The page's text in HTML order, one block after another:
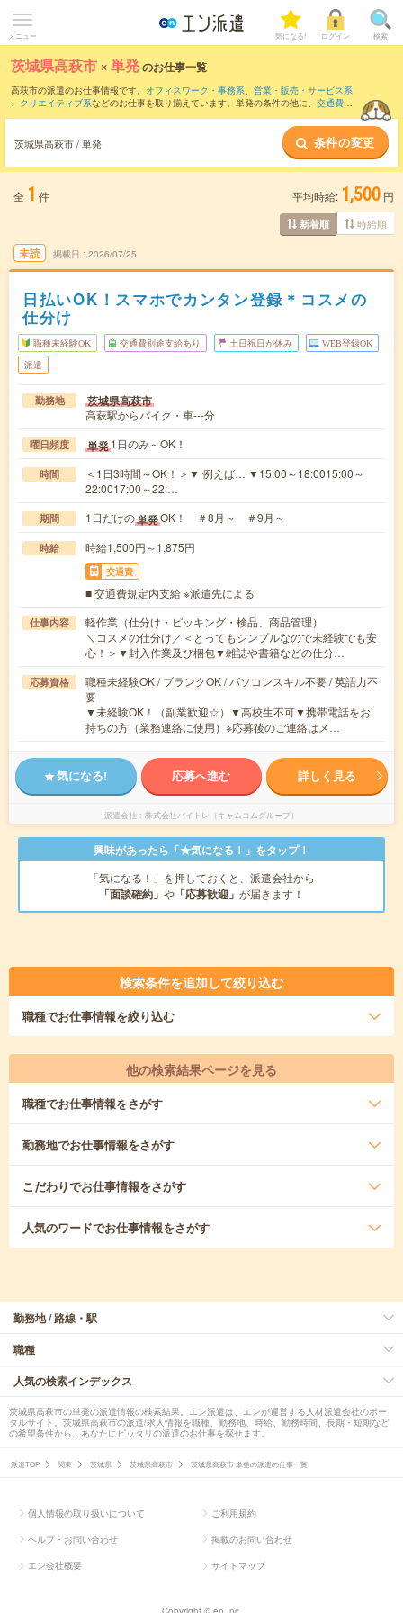
メニュー 気になる! ログイン 検索
茨城県高萩市 ×単発のお仕事一覧
高萩市の派遣のお仕事情報です。 オフィスワーク・事務系、 営業・販売・サービス系
、 クリエイティブ系などのお仕事を取り揃えています。単発の条件の他に、 交通費別
茨城県高萩市 / 単発 条件の変更
全 1 件 平均時給: 1,500 円
新着順 時給順
未読 掲載日 2026/07/25
日払いOK！スマホでカンタン登録＊コスメの
仕分け
職種未経験OK 交通費別途支給あり 土日祝日が休み WEB登録OK
派遣
勤務地 茨城県高萩市
高萩駅からバイク・車---分
曜日頻度 単発1日のみ～OK！
時間
＜1日3時間～OK！＞▼ 例えば… ▼15:00～18:0015:00～
22:0017:00～22:…
期間 1日だけの単発OK！ ＃8月～ ＃9月～
時給 時給1,500円～1,875円
交通費
■ 交通費規定内支給 ※派遣先による
仕事内容
軽作業（仕分け・ピッキング・検品、商品管理）
＼コスメの仕分け／＜とってもシンプルなので未経験でも安
心！＞▼封入作業及び梱包▼雑誌や書籍などの仕分…
応募資格
職種未経験OK / ブランクOK / パソコンスキル不要 / 英語力不
要
▼未経験OK！（副業歓迎☆）▼高校生不可▼携帯電話をお
持ちの方（業務連絡に使用）※応募後のご連絡はメ…
気になる! 応募へ進む 詳しく見る
派遣会社 株式会社バイトレ（キャムコムグループ）
興味があったら「★気になる！」をタップ！
「気になる！」を押しておくと、派遣会社から
「面談確約」 や 「応募歓迎」 が届きます！
検索条件を追加して絞り込む
職種でお仕事情報を絞り込む
他の検索結果ページを見る
職種でお仕事情報をさがす
勤務地でお仕事情報をさがす
こだわりでお仕事情報をさがす
人気のワードでお仕事情報をさがす
勤務地 / 路線・駅
職種
人気の検索インデックス
茨城県高萩市の単発の派遣情報の検索結果。エン派遣は、エンが運営する人材派遣会社のポー
タルサイト。茨城県高萩市の派遣/求人情報を職種、勤務地、時給、勤務時間、長期・短期など
の希望条件から、あなたにピッタリの派遣のお仕事を探せます。
派遣TOP 関東 茨城県 茨城県高萩市 茨城県高萩市 単発の派遣の仕事一覧
個人情報の取り扱いについて ご利用規約
ヘルプ・お問い合わせ 掲載のお問い合わせ
エン会社概要 サイトマップ